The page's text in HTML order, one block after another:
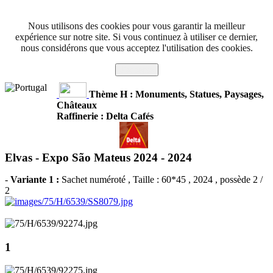
Nous utilisons des cookies pour vous garantir la meilleur
expérience sur notre site. Si vous continuez à utiliser ce dernier,
nous considérons que vous acceptez l'utilisation des cookies.
Thème H : Monuments, Statues, Paysages,
Châteaux
Raffinerie : Delta Cafés
Elvas - Expo São Mateus 2024 - 2024
- Variante 1 : Sachet numéroté , Taille : 60*45 , 2024 , possède 2 /
2
1